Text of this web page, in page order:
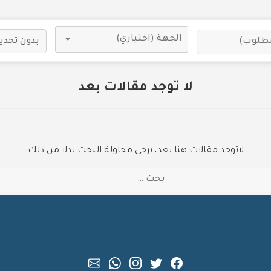
لا توجد مقالات بعد
لاتوجد مقالات هنا بعد، يرجى محاولة البحث بدلا من ذلك